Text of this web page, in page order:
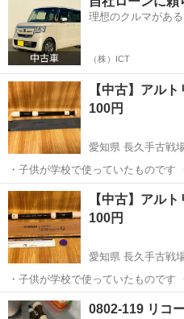
★就業先食堂利用可！日払い制度あり！
工場のお仕事 ◇コネクタ製造工...
理想のクルマがあ
（株）ICT
【中古】アル
100円
愛知県 長久手古戦
・子供が学校で使っていたものです ・こちらと同じ商品ですが、掃除
棒・グリス・指掛け・運指表はあり
愛知 日進市 長久手古戦場駅
【中古】アル
100円
愛知県 長久手古戦
・子供が学校で使っていたものです ・こちらと同じ商品ですが、指掛
けはありません
https://www.amazon.co.jp/
愛知 日進市 長久手古戦場駅
0802-119 リコ